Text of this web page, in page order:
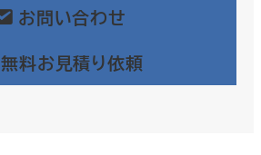
お問い合わせ
無料お見積り依頼